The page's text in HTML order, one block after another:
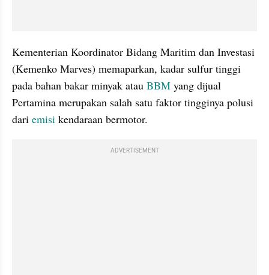
Kementerian Koordinator Bidang Maritim dan Investasi
(Kemenko Marves) memaparkan, kadar sulfur tinggi
pada bahan bakar minyak atau BBM yang dijual
Pertamina merupakan salah satu faktor tingginya polusi
dari emisi kendaraan bermotor.
ADVERTISEMENT